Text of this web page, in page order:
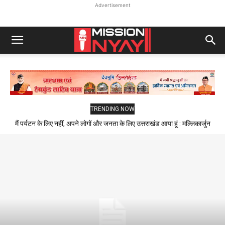
Advertisement
TRENDING NOW
मैं पर्यटन के लिए नहीं, अपने लोगों और जनता के लिए उत्तराखंड आया हूं : मल्लिकार्जुन